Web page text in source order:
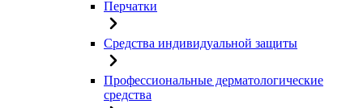
Перчатки
Средства индивидуальной защиты
Профессиональные дерматологические
средства